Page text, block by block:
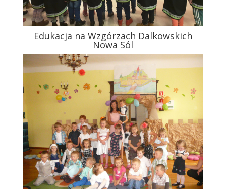
Edukacja na Wzgórzach Dalkowskich
Nowa Sól